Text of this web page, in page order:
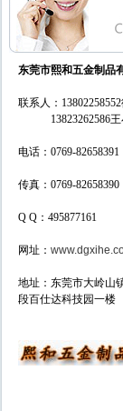
东莞市熙和五金制品
联系人：
13823262586王
电话：0769-82658391
传真：0769-82658390
Q Q：495877161
网址：
地址：东莞市大岭山
段百仕达科技园一楼